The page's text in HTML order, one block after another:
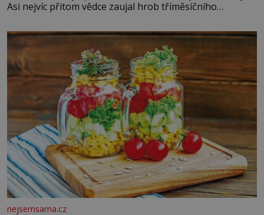
Asi nejvíc přitom vědce zaujal hrob tříměsíčního
blonďaté vlásky. Fakt, že jsou těla dávných lidí nesmírně
dobře zachovalá, přičítají odborníci zdejším klimatickým
podmínkám. Sucho, prosolené písky a extrémně
nejsemsama.cz